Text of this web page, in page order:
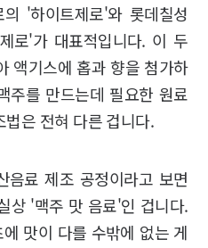
'하이트제로'와 롯데칠성
로'가 대표적입니다. 이 두
액기스에 홉과 향을 첨가하
주를 만드는데 필요한 원료
은 전혀 다른 겁니다.
음료 제조 공정이라고 보면
상 '맥주 맛 음료'인 겁니다.
맛이 다를 수밖에 없는 게